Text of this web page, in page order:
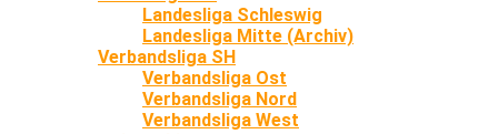
Landesliga Schleswig
Landesliga Mitte (Archiv)
Verbandsliga SH
Verbandsliga Ost
Verbandsliga Nord
Verbandsliga West